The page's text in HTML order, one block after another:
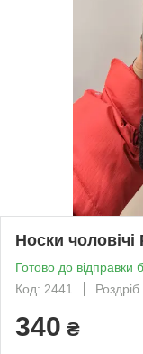
Носки
Готово до відправки
Код: 2441
Роздріб
340 ₴